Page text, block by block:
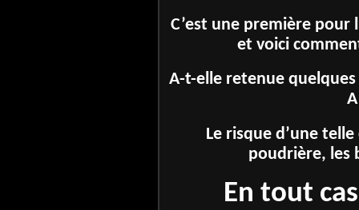
C’est une première pour
et voici
A-t-elle retenue
Le risque d’une
poudrière, les
En tout